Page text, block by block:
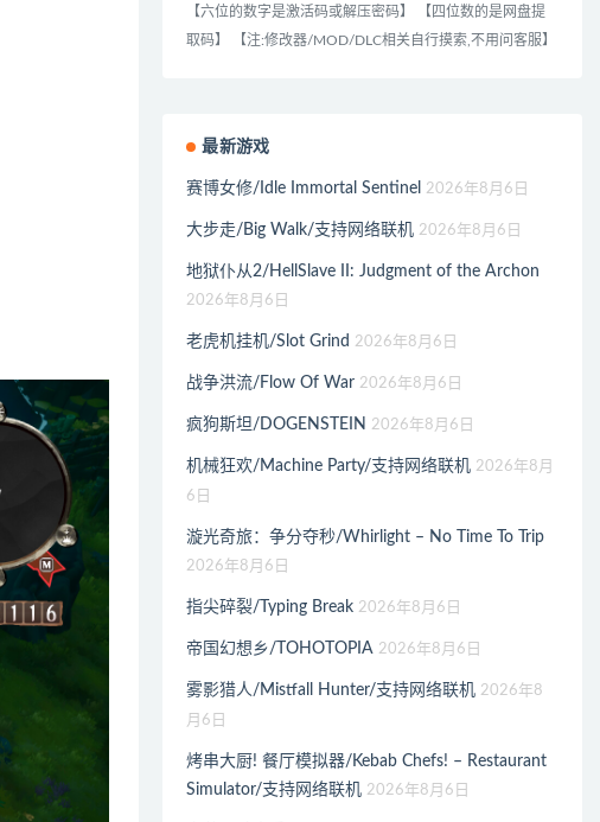
【六位的数字是激活码或解压密码】 【四位数的是网盘提
取码】 【注:修改器/MOD/DLC相关自行摸索,不用问客服】
最新游戏
赛博女修/Idle Immortal Sentinel 2026年8月6日
大步走/Big Walk/支持网络联机 2026年8月6日
地狱仆从2/HellSlave II: Judgment of the Archon
2026年8月6日
老虎机挂机/Slot Grind 2026年8月6日
战争洪流/Flow Of War 2026年8月6日
疯狗斯坦/DOGENSTEIN 2026年8月6日
机械狂欢/Machine Party/支持网络联机 2026年8月
6日
漩光奇旅：争分夺秒/Whirlight – No Time To Trip
2026年8月6日
指尖碎裂/Typing Break 2026年8月6日
帝国幻想乡/TOHOTOPIA 2026年8月6日
雾影猎人/Mistfall Hunter/支持网络联机 2026年8
月6日
烤串大厨! 餐厅模拟器/Kebab Chefs! – Restaurant
Simulator/支持网络联机 2026年8月6日